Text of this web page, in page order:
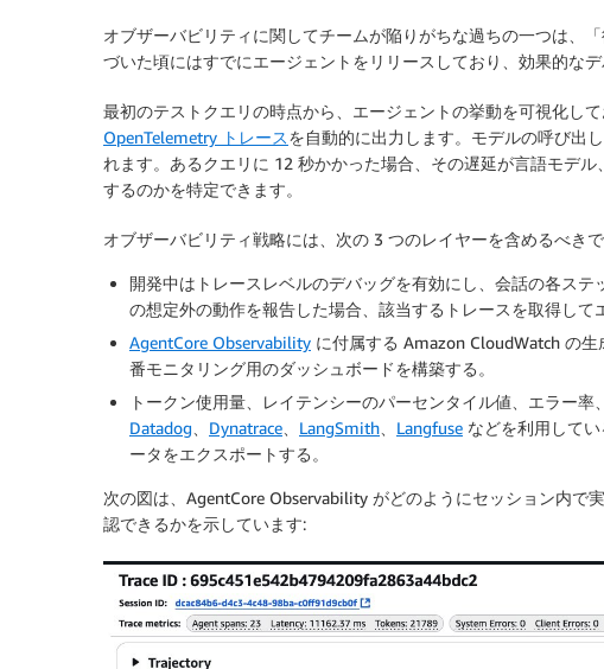
オブザーバビリティに関してチームが陥りがちな過ちの一つは、
づいた頃にはすでにエージェントをリリースしており、効果的な
最初のテストクエリの時点から、エージェントの挙動を可視化し
OpenTelemetry トレースを自動的に出力します。モデルの呼び出
れます。あるクエリに 12 秒かかった場合、その遅延が言語モデ
するのかを特定できます。
オブザーバビリティ戦略には、次の 3 つのレイヤーを含めるべき
開発中はトレースレベルのデバッグを有効にし、会話の各ス
の想定外の動作を報告した場合、該当するトレースを取得して
AgentCore Observability に付属する Amazon CloudWatch の
番モニタリング用のダッシュボードを構築する。
トークン使用量、レイテンシーのパーセンタイル値、エラー
Datadog
Dynatrace LangSmith Langfuse などを利用して
ータをエクスポートする。
次の図は、AgentCore Observability がどのようにセッション内で
認できるかを示しています: